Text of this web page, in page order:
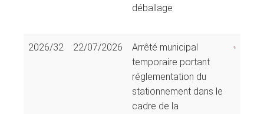
déballage
2026/32 22/07/2026
Arrêté municipal
temporaire portant
réglementation du
stationnement dans le
cadre de la